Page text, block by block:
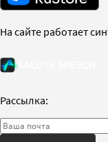
На сайте работает
Рассылка: